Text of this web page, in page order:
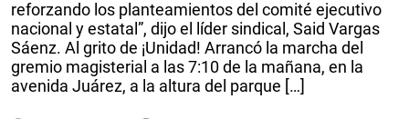
reforzando los planteamientos del comité ejecutivo
nacional y estatal”, dijo el líder sindical, Said Vargas
Sáenz. Al grito de ¡Unidad! Arrancó la marcha del
gremio magisterial a las 7:10 de la mañana, en la
avenida Juárez, a la altura del parque […]